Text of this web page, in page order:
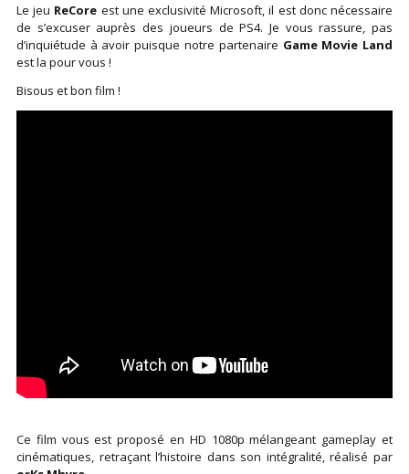
Le jeu ReCore est une exclusivité Microsoft, il est donc nécessaire
de s’excuser auprès des joueurs de PS4. Je vous rassure, pas
d’inquiétude à avoir puisque notre partenaire Game Movie Land
est la pour vous !
Bisous et bon film !
Ce film vous est proposé en HD 1080p mélangeant gameplay et
cinématiques, retraçant l’histoire dans son intégralité, réalisé par